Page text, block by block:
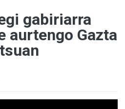
gabiriarra
aurtengo Gazta